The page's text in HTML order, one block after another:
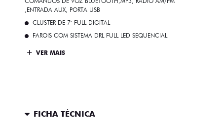
,ENTRADA AUX, PORTA USB
CLUSTER DE 7" FULL DIGITAL
FAROIS COM SISTEMA DRL FULL LED SEQUENCIAL
VER MAIS
FICHA TÉCNICA